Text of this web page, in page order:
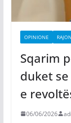
OPINIONE
Sqarim
duket
e
06/06/2026